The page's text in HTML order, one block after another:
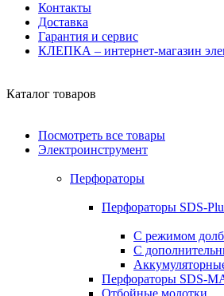
Контакты
Доставка
Гарантия и сервис
КЛЕПКА – интернет-магазин
Каталог товаров
Посмотреть все товары
Электроинструмент
Перфораторы
Перфораторы SDS-
С режимом
С
Перфораторы SDS-
Отбойные молотки